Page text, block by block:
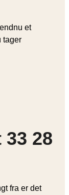
et
tager
28
fra er det